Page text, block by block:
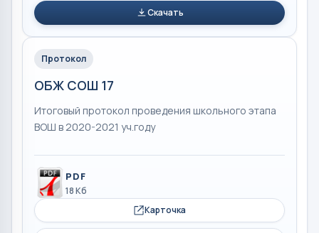
Скачать
Протокол
ОБЖ СОШ 17
Итоговый протокол проведения школьного этапа
ВОШ в 2020-2021 уч.году
PDF
18 Кб
Карточка